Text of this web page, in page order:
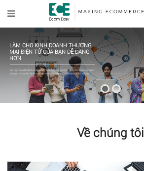
LÀM CHO KINH DOANH THƯƠNG
MẠI ĐIỆN TỬ CỦA BẠN DỄ DÀNG
HƠN
Đội ngũ dày dặn kinh nghiệm và hệ thống công nghệ tiên tiến của chúng tôi
sẽ giúp công việc kinh doanh thương mại điện tử của bạn dễ dàng hơn.
Về chúng tôi